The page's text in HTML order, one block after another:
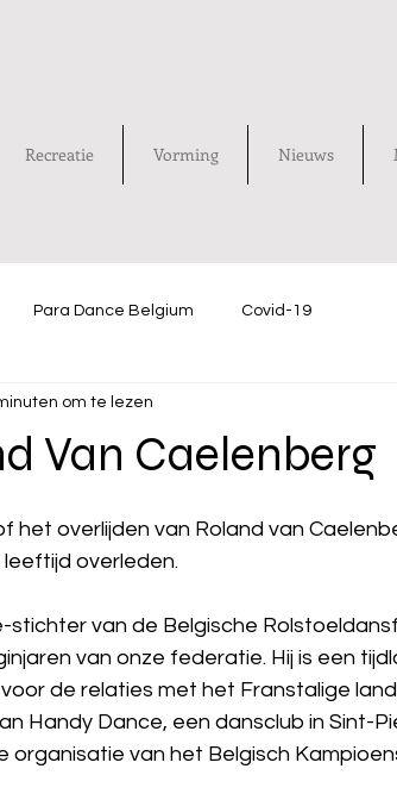
Recreatie Vorming Nieuws
Para Dance Belgium Covid-19
Van Caelenberg
om te lezen
het overlijden van Roland van
overleden.
stichter van de Belgische
van onze federatie. Hij is een
de relaties met het Franstalige
Handy Dance, een dansclub in Sint-
organisatie van het Belgisch